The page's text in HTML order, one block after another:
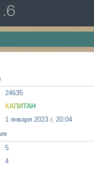
24635
КАПИТАН
1 января 2023 г, 20:04
5
4